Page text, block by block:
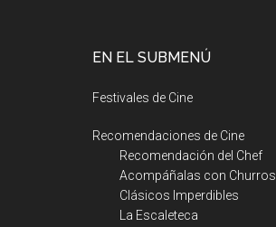
EN EL SUBMENÚ
Festivales de Cine
Recomendaciones de Cine
Recomendación del Chef
Acompáñalas con Churros
Clásicos Imperdibles
La Escaleteca